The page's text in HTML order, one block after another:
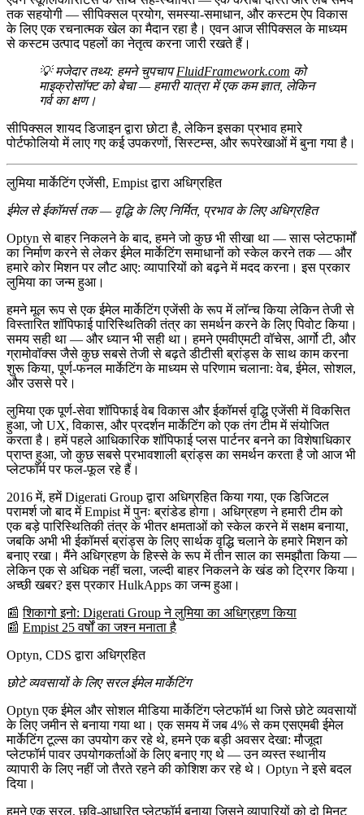
तक सहयोगी — सीपिक्सल प्रयोग, समस्या-समाधान, और कस्टम ऐप विकास
के लिए एक रचनात्मक खेल का मैदान रहा है। एवन आज सीपिक्सल के माध्यम
से कस्टम उत्पाद पहलों का नेतृत्व करना जारी रखते हैं।
💡 मजेदार तथ्य: हमने चुपचापFluidFramework.com को
माइक्रोसॉफ्ट को बेचा — हमारी यात्रा में एक कम ज्ञात, लेकिन
गर्व का क्षण।
सीपिक्सल शायद डिजाइन द्वारा छोटा है, लेकिन इसका प्रभाव हमारे
पोर्टफोलियो में लाए गए कई उपकरणों, सिस्टम्स, और रूपरेखाओं में बुना गया है।
लुमिया मार्केटिंग एजेंसी, Empist द्वारा अधिग्रहित
ईमेल से ईकॉमर्स तक — वृद्धि के लिए निर्मित, प्रभाव के लिए अधिग्रहित
Optyn से बाहर निकलने के बाद, हमने जो कुछ भी सीखा था — सास प्लेटफार्मों
का निर्माण करने से लेकर ईमेल मार्केटिंग समाधानों को स्केल करने तक — और
हमारे कोर मिशन पर लौट आए: व्यापारियों को बढ़ने में मदद करना। इस प्रकार
लुमियाका जन्म हुआ।
हमने मूल रूप से एक ईमेल मार्केटिंग एजेंसी के रूप में लॉन्च किया लेकिन तेजी से
विस्तारितशॉपिफाई पारिस्थितिकी तंत्रका समर्थन करने के लिए पिवोट किया।
समय सही था — और ध्यान भी सही था। हमनेएमवीएमटी वॉचेस, आर्गो टी, और
ग्रामोवॉक्सजैसे कुछ सबसे तेजी से बढ़ते डीटीसी ब्रांड्स के साथ काम करना
शुरू किया, पूर्ण-फनल मार्केटिंग के माध्यम से परिणाम चलाना: वेब, ईमेल, सोशल,
और उससे परे।
लुमिया एक पूर्ण-सेवाशॉपिफाई वेब विकास और ईकॉमर्स वृद्धि एजेंसीमें विकसित
हुआ, जो UX, विकास, और प्रदर्शन मार्केटिंग को एक तंग टीम में संयोजित
करता है। हमेंपहले आधिकारिक शॉपिफाई प्लस पार्टनरबनने का विशेषाधिकार
प्राप्त हुआ, जो कुछ सबसे प्रभावशाली ब्रांड्स का समर्थन करता है जो आज भी
प्लेटफॉर्म पर फल-फूल रहे हैं।
2016में, हमेंDigerati Groupद्वारा अधिग्रहित किया गया, एक डिजिटल
परामर्श जो बाद मेंEmpistमें पुनः ब्रांडेड होगा। अधिग्रहण ने हमारी टीम को
एक बड़े पारिस्थितिकी तंत्र के भीतर क्षमताओं को स्केल करने में सक्षम बनाया,
जबकि अभी भी ईकॉमर्स ब्रांड्स के लिए सार्थक वृद्धि चलाने के हमारे मिशन को
बनाए रखा। मैंने अधिग्रहण के हिस्से के रूप में तीन साल का समझौता किया —
लेकिन एक से अधिक नहीं चला, जल्दी बाहर निकलने के खंड को ट्रिगर किया।
अच्छी खबर? इस प्रकारHulkAppsका जन्म हुआ।
📰शिकागो इनो: Digerati Group ने लुमिया का अधिग्रहण किया
📰 Empist 25 वर्षों का जश्न मनाता है
Optyn, CDS द्वारा अधिग्रहित
छोटे व्यवसायों के लिए सरल ईमेल मार्केटिंग
Optyn एक ईमेल और सोशल मीडिया मार्केटिंग प्लेटफॉर्म था जिसे छोटे व्यवसायों
के लिए जमीन से बनाया गया था। एक समय में जब 4% से कम एसएमबी ईमेल
मार्केटिंग टूल्स का उपयोग कर रहे थे, हमने एक बड़ी अवसर देखा: मौजूदा
प्लेटफॉर्म पावर उपयोगकर्ताओं के लिए बनाए गए थे — उन व्यस्त स्थानीय
व्यापारी के लिए नहीं जो तैरते रहने की कोशिश कर रहे थे। Optyn ने इसे बदल
दिया।
हमने एक सरल, छवि-आधारित प्लेटफॉर्म बनाया जिसने व्यापारियों को दो मिनट